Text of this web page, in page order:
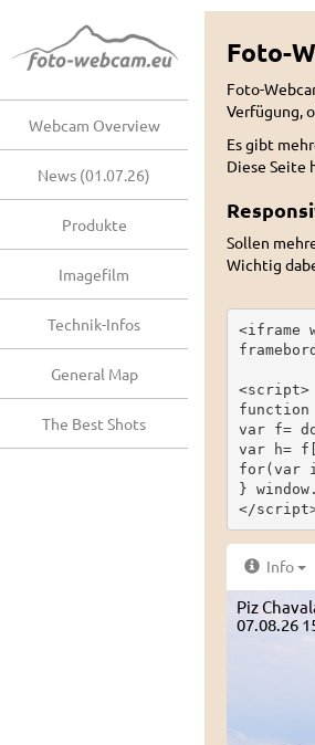
Webcam Overview
News (01.07.26)
Produkte
Imagefilm
Technik-Infos
General Map
The Best Shots
Foto-
Foto-
Verfügung,
Es gibt
Diese Seite
Sollen
Wichtig
<iframe
<script>
function
var f=
var h=
for(var
}